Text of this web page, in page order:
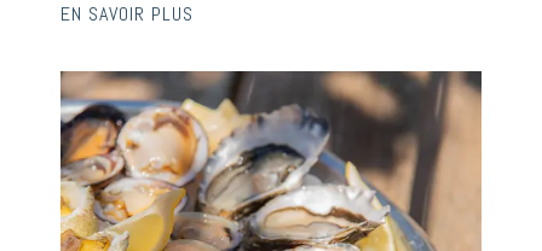
EN SAVOIR PLUS